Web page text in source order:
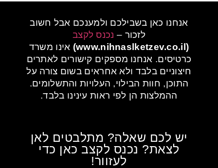
אנחנו כאן בשבילכם ולמענכם אבל חשוב
לזכור – נכנס לקצב
(www.nihnaslketzev.co.il)
אינו משרד
כרטיסים. אנחנו מספקים קישורים לאתרים
חיצוניים בלבד ולא אחראים בשום צורה על
התוכן, חוות הבילוי, העלויות והתשלומים.
ההמלצות הן לפי ראות עינינו בלבד.
יש לכם שאלה? מתלבטים לאן
לצאת? נכנס לקצב כאן כדי
לעזוור!